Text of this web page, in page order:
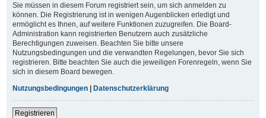
Sie müssen in diesem Forum registriert sein, um sich anmelden zu
können. Die Registrierung ist in wenigen Augenblicken erledigt und
ermöglicht es Ihnen, auf weitere Funktionen zuzugreifen. Die Board-
Administration kann registrierten Benutzern auch zusätzliche
Berechtigungen zuweisen. Beachten Sie bitte unsere
Nutzungsbedingungen und die verwandten Regelungen, bevor Sie sich
registrieren. Bitte beachten Sie auch die jeweiligen Forenregeln, wenn Sie
sich in diesem Board bewegen.
Nutzungsbedingungen| Datenschutzerklärung
Registrieren